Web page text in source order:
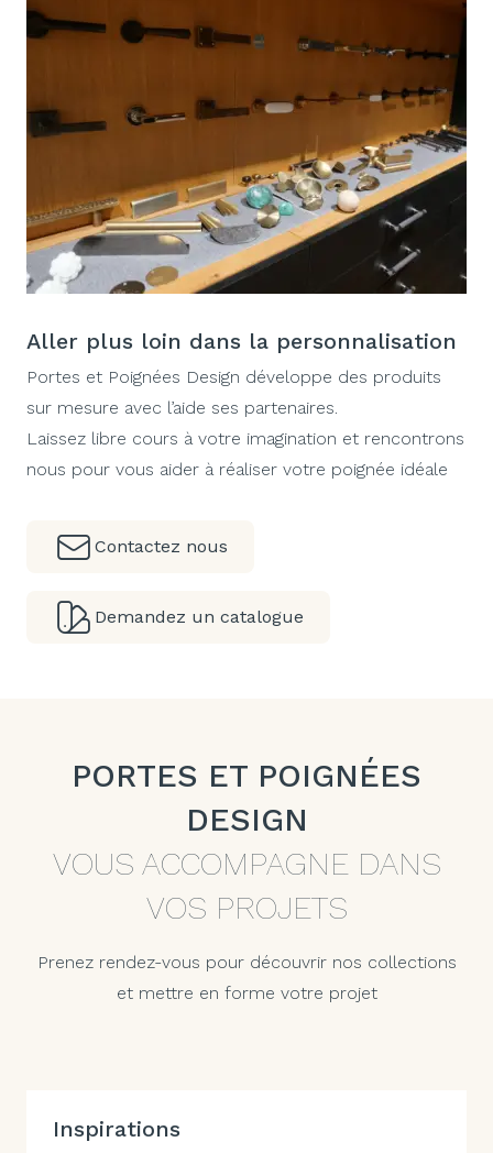
Aller plus loin dans la personnalisation
Portes et Poignées Design développe des produits
sur mesure avec l’aide ses partenaires.
Laissez libre cours à votre imagination et rencontrons
nous pour vous aider à réaliser votre poignée idéale
Contactez nous
Demandez un catalogue
PORTES ET POIGNÉES
DESIGN
VOUS ACCOMPAGNE DANS
VOS PROJETS
Prenez rendez-vous pour découvrir nos collections
et mettre en forme votre projet
Inspirations